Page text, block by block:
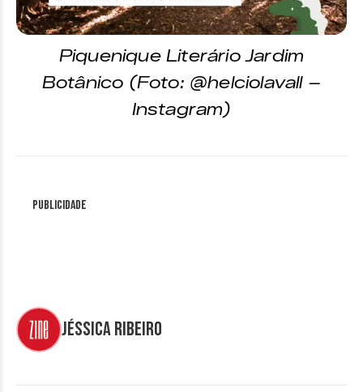
Piquenique Literário Jardim
Botânico (Foto: @helciolavall –
Instagram)
Publicidade
Jéssica Ribeiro